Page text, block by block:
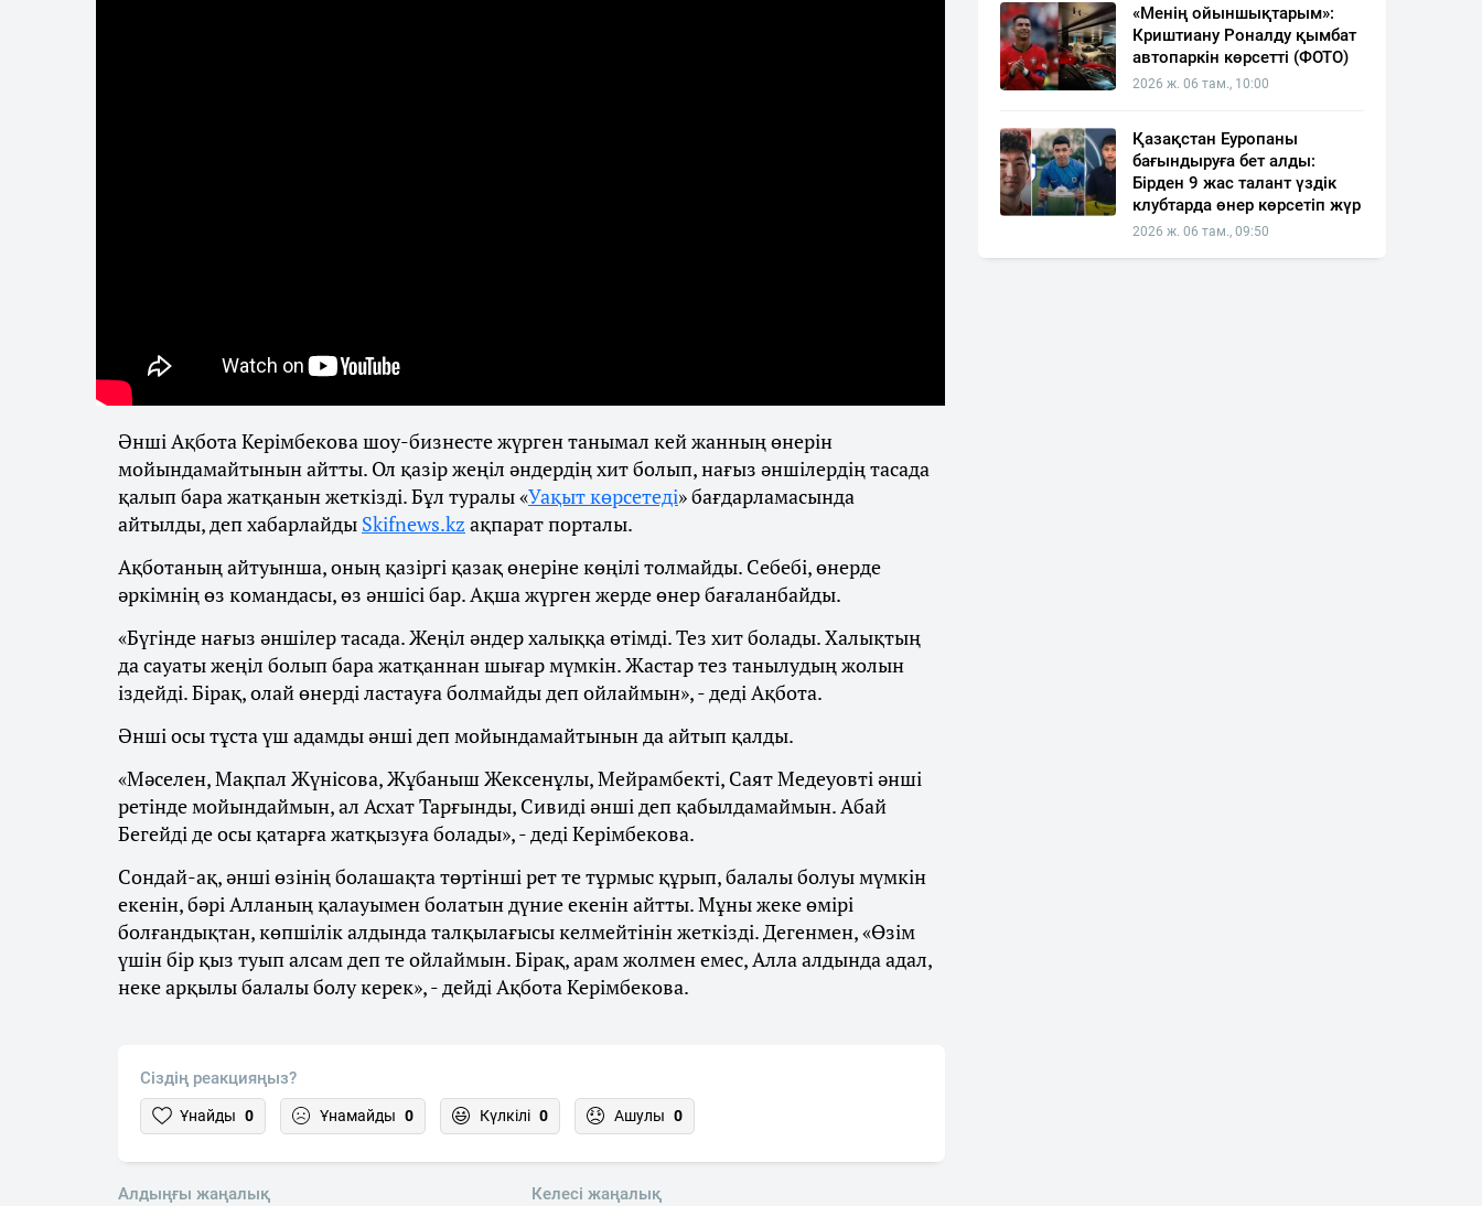
Әнші Ақбота Керімбекова шоу-бизнесте жүрген танымал кей жанның өнерін
мойындамайтынын айтты. Ол қазір жеңіл әндердің хит болып, нағыз әншілердің тасада
қалып бара жатқанын жеткізді. Бұл туралы «Уақыт көрсетеді» бағдарламасында
айтылды, деп хабарлайды Skifnews.kz ақпарат порталы.
Ақботаның айтуынша, оның қазіргі қазақ өнеріне көңілі толмайды. Себебі, өнерде
әркімнің өз командасы, өз әншісі бар. Ақша жүрген жерде өнер бағаланбайды.
«Бүгінде нағыз әншілер тасада. Жеңіл әндер халыққа өтімді. Тез хит болады. Халықтың
да сауаты жеңіл болып бара жатқаннан шығар мүмкін. Жастар тез танылудың жолын
іздейді. Бірақ, олай өнерді ластауға болмайды деп ойлаймын», - деді Ақбота.
Әнші осы тұста үш адамды әнші деп мойындамайтынын да айтып қалды.
«Мәселен, Мақпал Жүнісова, Жұбаныш Жексенұлы, Мейрамбекті, Саят Медеуовті әнші
ретінде мойындаймын, ал Асхат Тарғынды, Сивиді әнші деп қабылдамаймын. Абай
Бегейді де осы қатарға жатқызуға болады», - деді Керімбекова.
Сондай-ақ, әнші өзінің болашақта төртінші рет те тұрмыс құрып, балалы болуы мүмкін
екенін, бәрі Алланың қалауымен болатын дүние екенін айтты. Мұны жеке өмірі
болғандықтан, көпшілік алдында талқылағысы келмейтінін жеткізді. Дегенмен, «Өзім
үшін бір қыз туып алсам деп те ойлаймын. Бірақ, арам жолмен емес, Алла алдында адал,
неке арқылы балалы болу керек», - дейді Ақбота Керімбекова.
Сіздің реакцияңыз?
Ұнайды 0 Ұнамайды 0 Күлкілі 0 Ашулы 0
Алдыңғы жаңалық Келесі жаңалық
«Менің ойыншықтарым»:
Криштиану Роналду қымбат
автопаркін көрсетті (ФОТО)
2026 ж. 06 там., 10:00
Қазақстан Еуропаны
бағындыруға бет алды:
Бірден 9 жас талант үздік
клубтарда өнер көрсетіп жүр
2026 ж. 06 там., 09:50